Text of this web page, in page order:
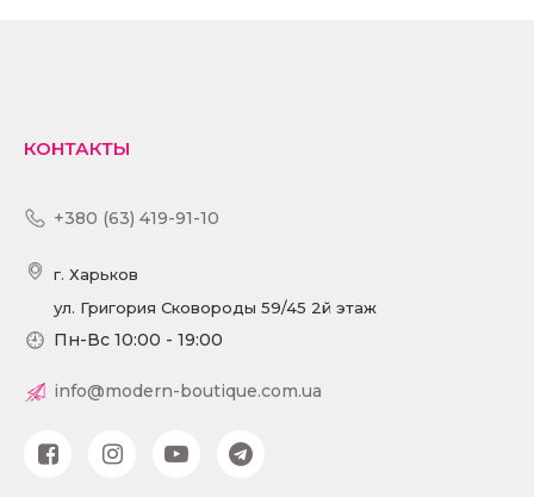
КОНТАКТЫ
+380 (63) 419-91-10
г. Харьков
ул. Григория Сковороды 59/45 2й этаж
Пн-Вс 10:00 - 19:00
info@modern-boutique.com.ua